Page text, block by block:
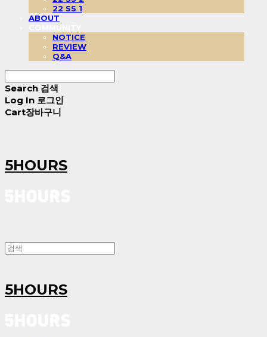
22 SS 1
ABOUT
NOTICE
REVIEW
Q&A
Search 검색
Log In 로그인
Cart장바구니
5HOURS
5HOURS